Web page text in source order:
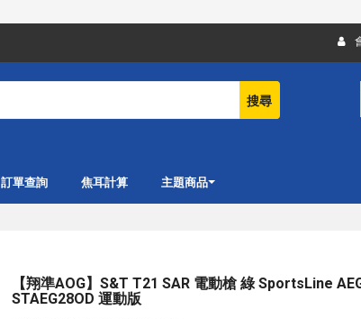
搜尋
訂單查詢 焦耳計算 主題商品
【翔準AOG】S&T T21 SAR 電動槍 綠 SportsLine
STAEG28OD 運動版